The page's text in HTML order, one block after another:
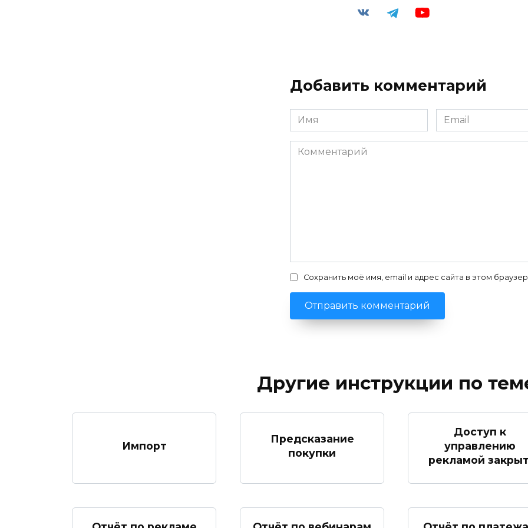
Добавить комментарий
Имя
*
Email
*
Комментарий
Сохранить моё имя, email и адрес сайта в этом
Другие инструкции по
Импорт
Предсказание
покупки
Доступ к
управлению
рекламой